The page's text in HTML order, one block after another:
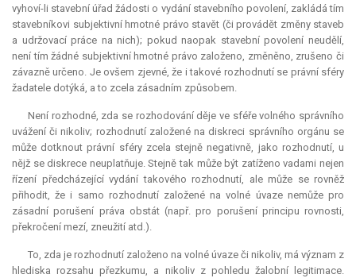
vyhoví-li stavební úřad žádosti o vydání stavebního povolení, zakládá tím
stavebníkovi subjektivní hmotné právo stavět (či provádět změny staveb
a udržovací práce na nich); pokud naopak stavební povolení neudělí,
není tím žádné subjektivní hmotné právo založeno, změněno, zrušeno či
závazně určeno. Je ovšem zjevné, že i takové rozhodnutí se právní sféry
žadatele dotýká, a to zcela zásadním způsobem.
Není rozhodné, zda se rozhodování děje ve sféře volného správního
uvážení či nikoliv; rozhodnutí založené na diskreci správního orgánu se
může dotknout právní sféry zcela stejně negativně, jako rozhodnutí, u
nějž se diskrece neuplatňuje. Stejně tak může být zatíženo vadami nejen
řízení předcházející vydání takového rozhodnutí, ale může se rovněž
přihodit, že i samo rozhodnutí založené na volné úvaze nemůže pro
zásadní porušení práva obstát (např. pro porušení principu rovnosti,
překročení mezí, zneužití atd.).
To, zda je rozhodnutí založeno na volné úvaze či nikoliv, má význam z
hlediska rozsahu přezkumu, a nikoliv z pohledu žalobní legitimace.